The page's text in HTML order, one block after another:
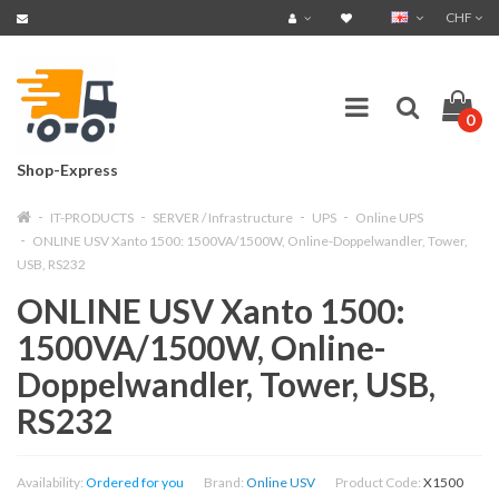
CHF
Shop-Express
0
IT-PRODUCTS SERVER / Infrastructure UPS
Online UPS
ONLINE USV Xanto 1500: 1500VA/1500W, Online-Doppelwandler, Tower,
USB, RS232
ONLINE USV Xanto 1500:
1500VA/1500W, Online-
Doppelwandler, Tower, USB,
RS232
Availability: Ordered for you Brand: Online USV Product Code: X1500